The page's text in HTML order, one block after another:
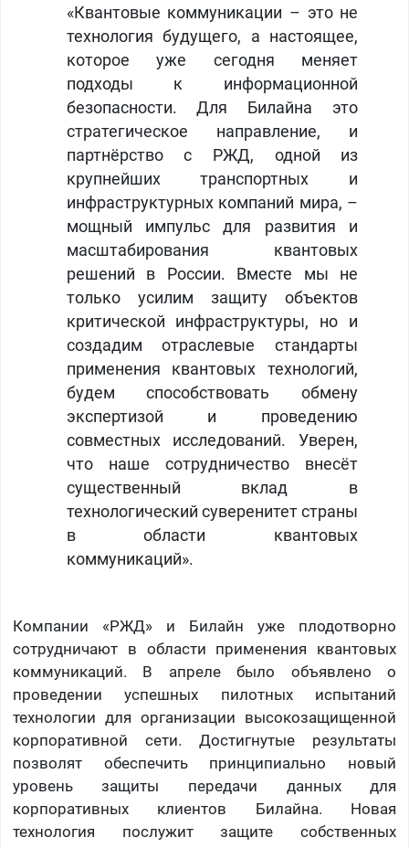
«Квантовые коммуникации – это не
технология будущего, а настоящее,
которое уже сегодня меняет
подходы к информационной
безопасности. Для Билайна это
стратегическое направление, и
партнёрство с РЖД, одной из
крупнейших транспортных и
инфраструктурных компаний мира, –
мощный импульс для развития и
масштабирования квантовых
решений в России. Вместе мы не
только усилим защиту объектов
критической инфраструктуры, но и
создадим отраслевые стандарты
применения квантовых технологий,
будем способствовать обмену
экспертизой и проведению
совместных исследований. Уверен,
что наше сотрудничество внесёт
существенный вклад в
технологический суверенитет страны
в области квантовых
коммуникаций».
Компании «РЖД» и Билайн уже плодотворно
сотрудничают в области применения квантовых
коммуникаций. В апреле было объявлено о
проведении успешных пилотных испытаний
технологии для организации высокозащищенной
корпоративной сети. Достигнутые результаты
позволят обеспечить принципиально новый
уровень защиты передачи данных для
корпоративных клиентов Билайна. Новая
технология послужит защите собственных